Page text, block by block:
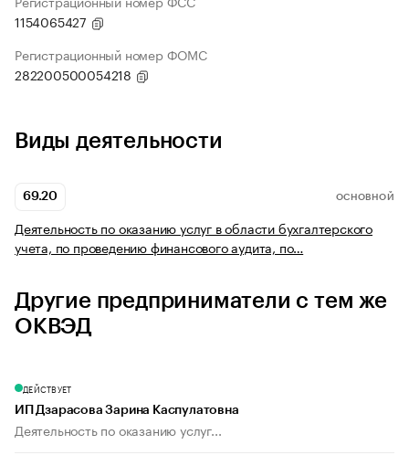
1154065427
Регистрационный номер ФОМС
282200500054218
Виды деятельности
69.20 ОСНОВНОЙ
Деятельность по оказанию услуг в области бухгалтерского
учета, по проведению финансового аудита, по…
Другие предприниматели с тем же
ОКВЭД
ДЕЙСТВУЕТ
ИП Дзарасова Зарина Каспулатовна
Деятельность по оказанию услуг...